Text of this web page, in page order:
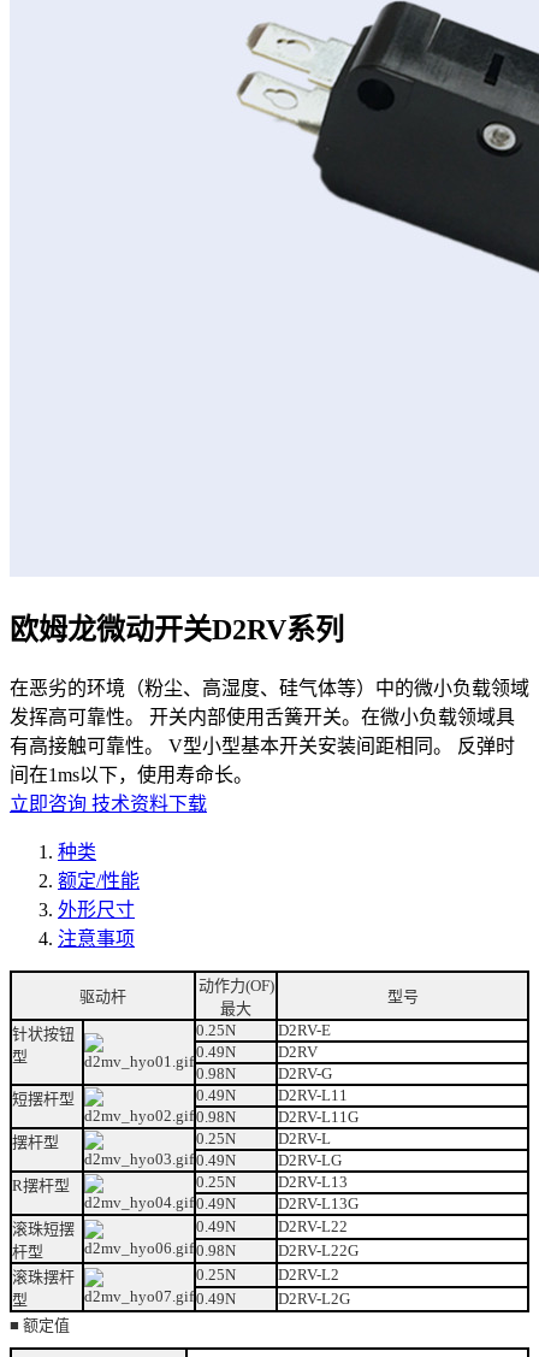
欧姆龙微动开关D2RV系列
在恶劣的环境（粉尘、高湿度、硅气体等）中的微小负载领域
发挥高可靠性。 开关内部使用舌簧开关。在微小负载领域具
有高接触可靠性。 V型小型基本开关安装间距相同。 反弹时
间在1ms以下，使用寿命长。
立即咨询 技术资料下载
种类
额定/性能
外形尺寸
注意事项
驱动杆
动作力(OF)
最大
型号
针状按钮
型
0.25N
D2RV-E
0.49N
D2RV
0.98N
D2RV-G
短摆杆型
0.49N
D2RV-L11
0.98N
D2RV-L11G
摆杆型
0.25N
D2RV-L
0.49N
D2RV-LG
R摆杆型
0.25N
D2RV-L13
0.49N
D2RV-L13G
滚珠短摆
杆型
0.49N
D2RV-L22
0.98N
D2RV-L22G
滚珠摆杆
型
0.25N
D2RV-L2
0.49N
D2RV-L2G
■ 额定值